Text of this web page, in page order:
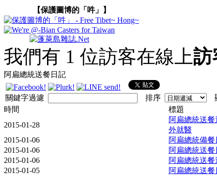
【保護圖博的「吽」】
我們有 1 位訪客在線上訪
阿扁總統送餐日記
關鍵字過濾 排序
時間
標題
2015-01-28
阿扁總統送餐
外就醫
2015-01-06
阿扁總統備餐
2015-01-06
阿扁總統送餐
2015-01-06
阿扁總統送餐
2015-01-05
阿扁總統送餐